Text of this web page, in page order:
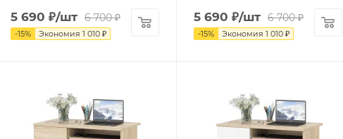
5 690 ₽/шт 6 700₽
-15% Экономия 1 010 ₽
5 690 ₽/шт 6 700₽
-15% Экономия 1 010₽